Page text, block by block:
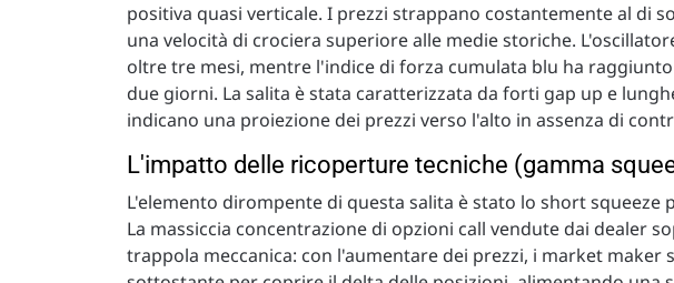
positiva quasi verticale. I prezzi strappano costantemente al di
una velocità di crociera superiore alle medie storiche.
oltre tre mesi, mentre l'indice di forza cumulata blu ha
due giorni. La salita è stata caratterizzata da forti gap up e
indicano una proiezione dei prezzi verso l'alto in assenza di
L'impatto delle ricoperture tecniche (gamma
L'elemento dirompente di questa salita è stato lo short squeeze
La massiccia concentrazione di opzioni call vendute dai dealer
trappola meccanica: con l'aumentare dei prezzi, i market